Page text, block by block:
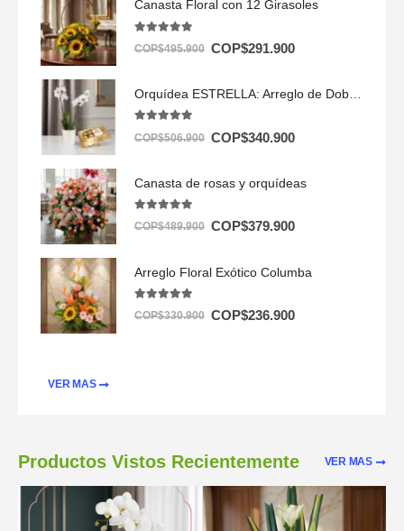
Canasta Floral con 12 Girasoles
COP$495.900 COP$291.900
COP$506.900 COP$340.900
Canasta de rosas y orquídeas
out of 5
COP$489.900 COP$379.900
Arreglo Floral Exótico Columba
out of 5
COP$330.900 COP$236.900
VER MAS
VER MAS
Productos Vistos Recientemente